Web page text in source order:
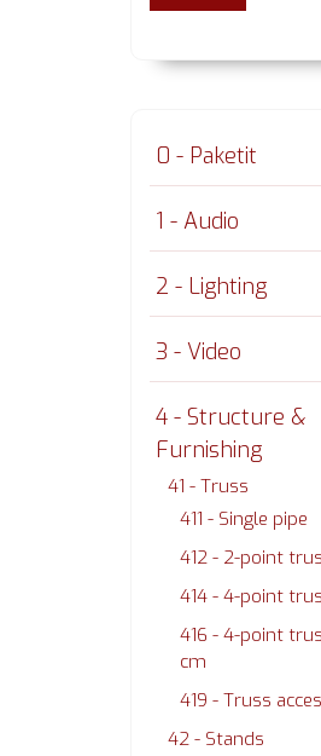
0 - Paketit
1 - Audio
2 - Lighting
3 - Video
4 - Structure &
Furnishing
41 - Truss
411 - Single pipe
412 - 2-point
414 - 4-point
416 - 4-point
cm
419 - Truss
42 - Stands